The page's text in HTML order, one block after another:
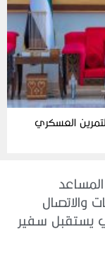
العسكري
والاتصال
يستقبل سفير